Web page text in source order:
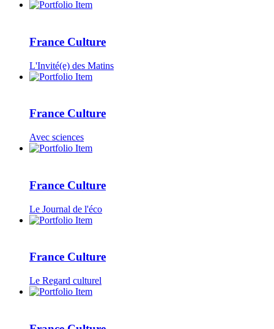
France Culture
L'Invité(e) des Matins
France Culture
Avec sciences
France Culture
Le Journal de l'éco
France Culture
Le Regard culturel